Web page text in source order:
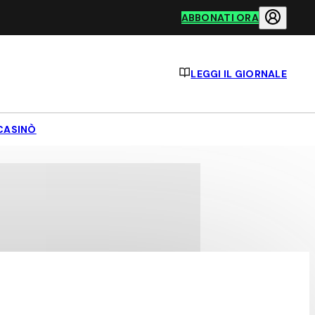
ABBONATI ORA
LEGGI IL GIORNALE